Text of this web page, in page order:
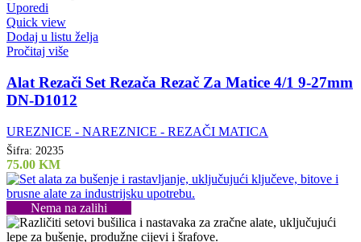
Uporedi
Quick view
Dodaj u listu želja
Pročitaj više
Alat Rezači Set Rezača Rezač Za Matice 4/1 9-27mm
DN-D1012
UREZNICE - NAREZNICE - REZAČI MATICA
Šifra: 20235
75.00 KM
Nema na zalihi